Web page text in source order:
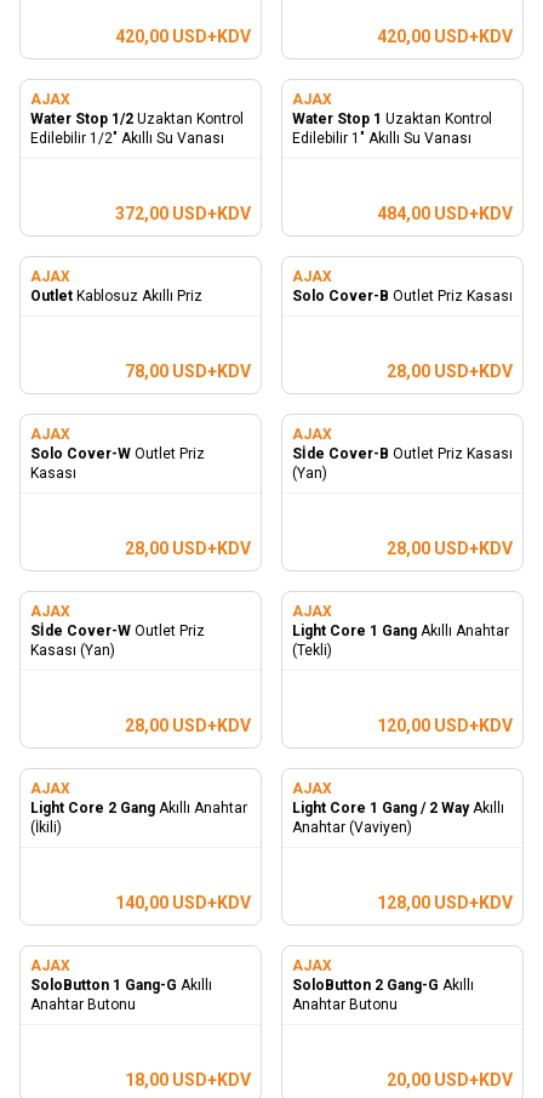
420,00 USD+KDV 420,00 USD+KDV
AJAX
Water Stop 1/2 Uzaktan Kontrol
Edilebilir 1/2" Akıllı Su Vanası
372,00 USD+KDV
AJAX
Water Stop 1 Uzaktan Kontrol
Edilebilir 1" Akıllı Su Vanası
484,00 USD+KDV
AJAX
Outlet Kablosuz Akıllı Priz
78,00 USD+KDV
AJAX
Solo Cover-B Outlet Priz Kasası
28,00 USD+KDV
AJAX
Solo Cover-W Outlet Priz
Kasası
28,00 USD+KDV
AJAX
Sİde Cover-B Outlet Priz Kasası
(Yan)
28,00 USD+KDV
AJAX
Sİde Cover-W Outlet Priz
Kasası (Yan)
28,00 USD+KDV
AJAX
Light Core 1 Gang Akıllı Anahtar
(Tekli)
120,00 USD+KDV
AJAX
Light Core 2 Gang Akıllı Anahtar
(İkili)
140,00 USD+KDV
AJAX
Light Core 1 Gang / 2 Way Akıllı
Anahtar (Vaviyen)
128,00 USD+KDV
AJAX
SoloButton 1 Gang-G Akıllı
Anahtar Butonu
18,00 USD+KDV
AJAX
SoloButton 2 Gang-G Akıllı
Anahtar Butonu
20,00 USD+KDV